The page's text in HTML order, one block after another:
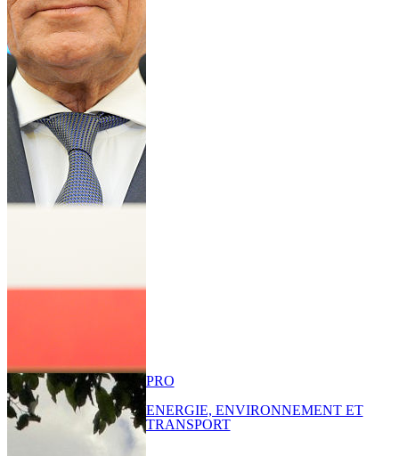
PRO
ENERGIE, ENVIRONNEMENT ET
TRANSPORT